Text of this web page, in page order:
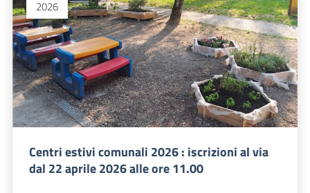
2026
Centri estivi comunali 2026 : iscrizioni al via
dal 22 aprile 2026 alle ore 11.00